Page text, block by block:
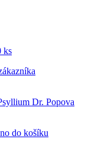
ks
Dr. Popova
do košíku